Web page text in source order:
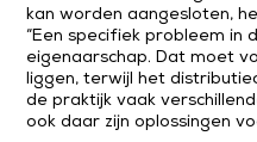
kan worden aangesloten,
“Een specifiek probleem in
eigenaarschap. Dat moet
liggen, terwijl het
de praktijk vaak
ook daar zijn oplossingen